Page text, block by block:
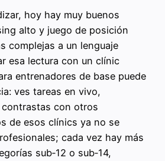
hoy hay muy buenos
alto y juego de posición
complejas a un lenguaje
esa lectura con un clínic
entrenadores de base puede
ves tareas en vivo,
con otros
de esos clínics ya no se
cada vez hay más
sub‑12 o sub‑14,